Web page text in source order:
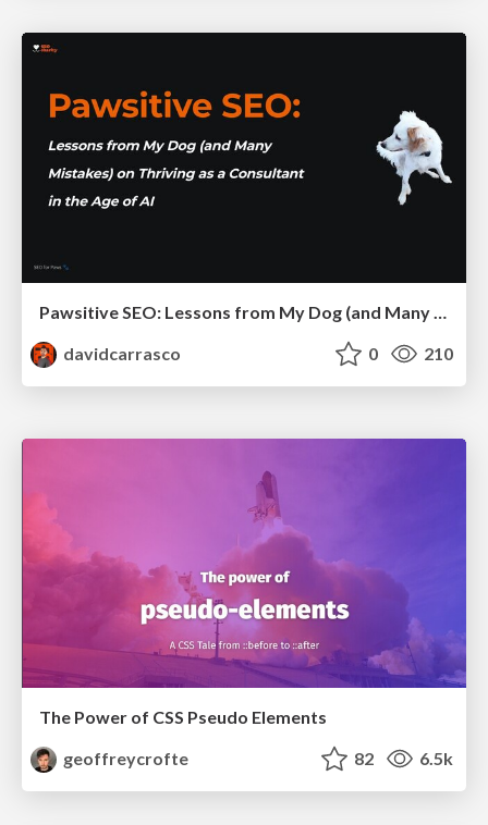
davidcarrasco
0 210
The Power of CSS Pseudo Elements
geoffreycrofte
82 6.5k